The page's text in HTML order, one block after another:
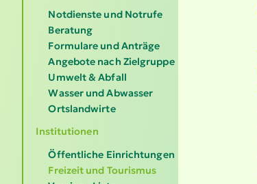
Notdienste und Notrufe
Beratung
Formulare und Anträge
Angebote nach Zielgruppe
Umwelt & Abfall
Wasser und Abwasser
Ortslandwirte
Institutionen
Öffentliche Einrichtungen
Freizeit und Tourismus